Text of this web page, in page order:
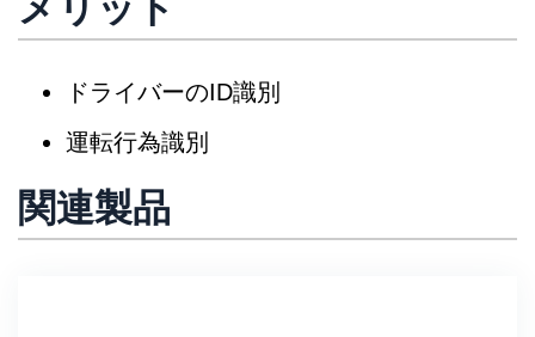
ドライバーのID識別
運転行為識別
関連製品